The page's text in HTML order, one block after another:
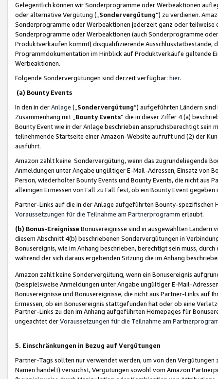
Gelegentlich können wir Sonderprogramme oder Werbeaktionen
oder alternative Vergütung („ Sondervergütung”) zu verdienen.
Sonderprogramme oder Werbeaktionen jederzeit ganz oder
Sonderprogramme oder Werbeaktionen (auch Sonderprogramme
Produktverkäufen kommt) disqualifizierende Ausschlusstatbestände,
Programmdokumentation im Hinblick auf Produktverkäufe geltende
Werbeaktionen.
Folgende Sondervergütungen sind derzeit verfügbar: hier.
(a) Bounty Events
In den in derAnlage („ Sondervergütung“) aufgeführten Ländern
Zusammenhang mit „ Bounty Events“ die in dieser Ziffer 4 (a)
Bounty Event wie in der Anlage beschrieben anspruchsberechtigt sein
teilnehmende Startseite einer Amazon-Website aufruft und (2) der
ausführt.
Amazon zahlt keine Sondervergütung, wenn das zugrundeliegende
Anmeldungen unter Angabe ungültiger E-Mail-Adressen, Einsatz von
Person, wiederholter Bounty Events und Bounty Events, die nicht
alleinigen Ermessen von Fall zu Fall fest, ob ein Bounty Event
Partner-Links auf die in der Anlage aufgeführten Bounty-spezifischen
Voraussetzungen für die Teilnahme am Partnerprogramm erlaubt.
(b) Bonus-Ereignisse Bonusereignisse sind in ausgewählten Ländern
diesem Abschnitt 4(b) beschriebenen Sondervergütungen in
Bonusereignis, wie im Anhang beschrieben, berechtigt sein muss,
während der sich daraus ergebenden Sitzung die im Anhang
Amazon zahlt keine Sondervergütung, wenn ein Bonusereignis
(beispielsweise Anmeldungen unter Angabe ungültiger E-Mail-
Bonusereignisse und Bonusereignisse, die nicht aus Partner-Links auf
Ermessen, ob ein Bonusereignis stattgefunden hat oder ob eine
Partner-Links zu den im Anhang aufgeführten Homepages für
ungeachtet derVoraussetzungen für die Teilnahme am
5. Einschränkungen in Bezug auf Vergütungen
Partner-Tags sollten nur verwendet werden, um von den
Namen handelt) versuchst, Vergütungen sowohl vom Amazon